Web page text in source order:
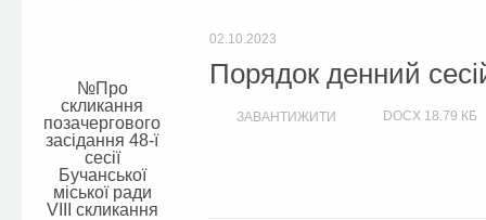
Про
скликання
позачергового
засідання 48-ї
сесії
Бучанської
міської ради
VIIІ скликання
02.10.2023
Порядок денний
ЗАВАНТИЖИТИ DOCX 18.79 КБ